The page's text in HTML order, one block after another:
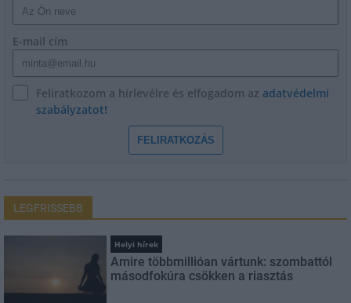
E-mail cím
Feliratkozom a hírlevélre és elfogadom az adatvédelmi
szabályzatot!
FELIRATKOZÁS
LEGFRISSEBB
Helyi hírek
Amire többmillióan vártunk: szombattól
másodfokúra csökken a riasztás